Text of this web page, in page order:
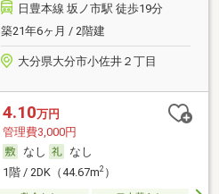
日豊本線 坂ノ市駅 徒歩19分
築21年6ヶ月 / 2階建
大分県大分市小佐井２丁目
4.10万円
管理費3,000円
なし
なし
1階 / 2DK（44.67m2）